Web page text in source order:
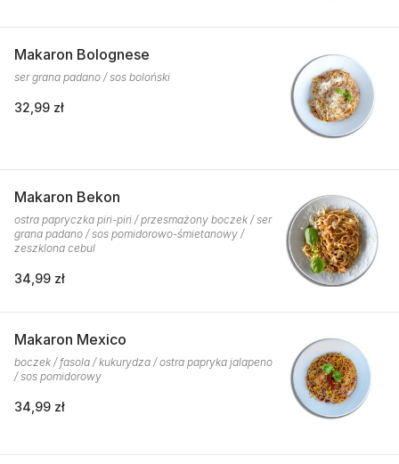
Makaron Bolognese
ser grana padano / sos boloński
32,99 zł
Makaron Bekon
ostra papryczka piri-piri / przesmażony boczek / ser
grana padano / sos pomidorowo-śmietanowy /
zeszklona cebul
34,99 zł
Makaron Mexico
boczek / fasola / kukurydza / ostra papryka jalapeno
/ sos pomidorowy
34,99 zł